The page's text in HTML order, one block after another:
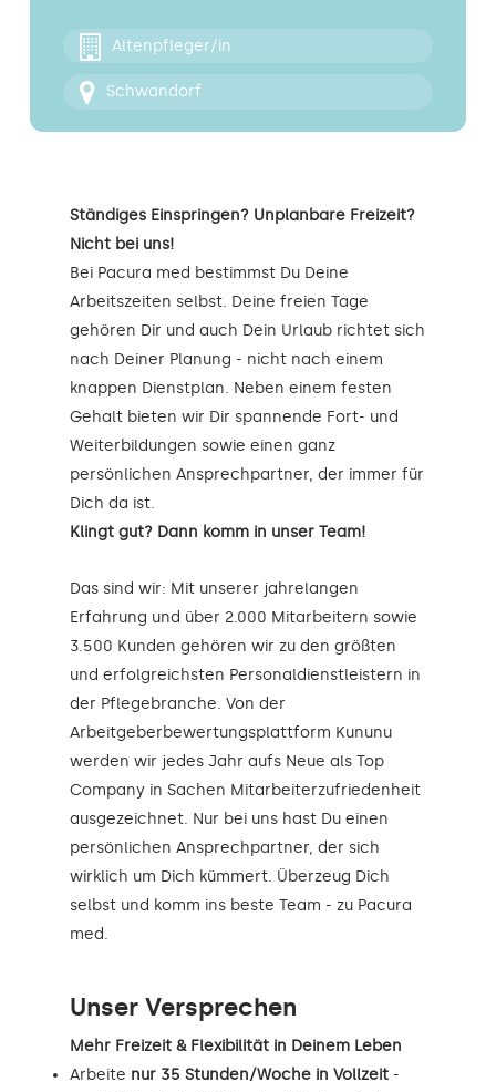
Altenpfleger/in
Schwandorf
Ständiges Einspringen? Unplanbare Freizeit?
Nicht bei uns!
Bei Pacura med bestimmst Du Deine
Arbeitszeiten selbst. Deine freien Tage
gehören Dir und auch Dein Urlaub richtet sich
nach Deiner Planung - nicht nach einem
knappen Dienstplan. Neben einem festen
Gehalt bieten wir Dir spannende Fort- und
Weiterbildungen sowie einen ganz
persönlichen Ansprechpartner, der immer für
Dich da ist.
Klingt gut? Dann komm in unser Team!
Das sind wir: Mit unserer jahrelangen
Erfahrung und über 2.000 Mitarbeitern sowie
3.500 Kunden gehören wir zu den größten
und erfolgreichsten Personaldienstleistern in
der Pflegebranche. Von der
Arbeitgeberbewertungsplattform Kununu
werden wir jedes Jahr aufs Neue als Top
Company in Sachen Mitarbeiterzufriedenheit
ausgezeichnet. Nur bei uns hast Du einen
persönlichen Ansprechpartner, der sich
wirklich um Dich kümmert. Überzeug Dich
selbst und komm ins beste Team - zu Pacura
med.
Unser Versprechen
Mehr Freizeit & Flexibilität in Deinem Leben
Arbeite nur 35 Stunden/Woche in Vollzeit -